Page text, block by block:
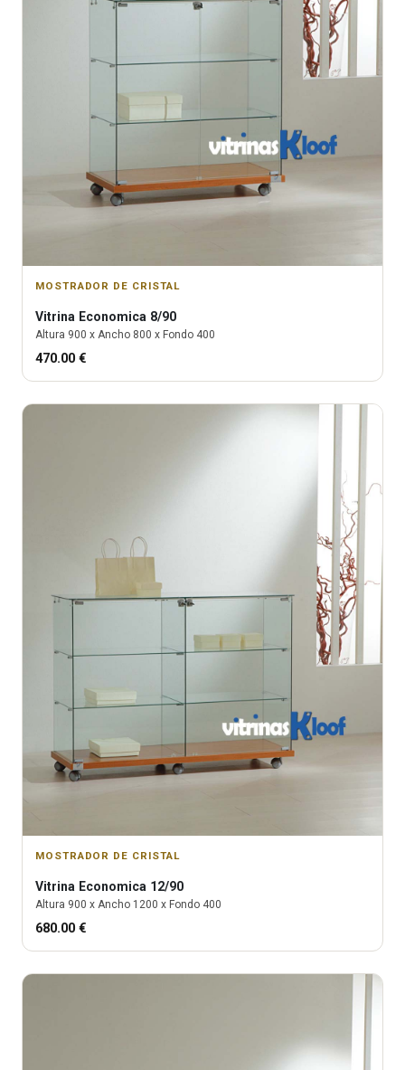
MOSTRADOR DE CRISTAL
Vitrina Economica 8/90
Altura 900 x Ancho 800 x Fondo 400
470.00 €
MOSTRADOR DE CRISTAL
Vitrina Economica 12/90
Altura 900 x Ancho 1200 x Fondo 400
680.00 €